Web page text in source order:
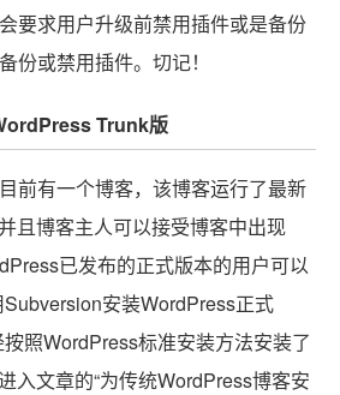
要求用户升级前禁用插件或是备份
份或禁用插件。切记！
Trunk版
前有一个博客，该博客运行了最新
且博客主人可以接受博客中出现
已发布的正式版本的用户可以
安装WordPress正式
照WordPress标准安装方法安装了
入文章的“为传统WordPress博客安